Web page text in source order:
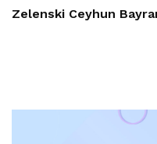
Zelenski Ceyhun